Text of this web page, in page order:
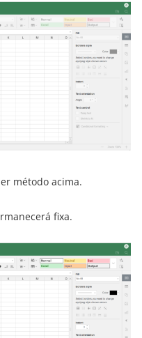
método acima.
fixa.